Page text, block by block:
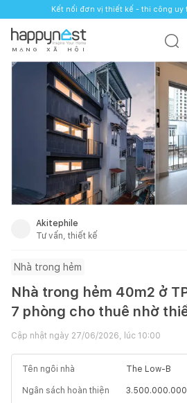
Kết nối đơn vị thiết kế - thi công uy
M Ạ N G X Ã H Ộ I
Akitephile
Tư vấn, thiết kế
Nhà trong hẻm
Nhà trong hẻm 40m2 ở
7 phòng cho thuê nhờ
Cập nhật ngày 27/06/2026, lúc 10:00
Tên ngôi nhà The Low-B
Ngân sách hoàn thiện 3.500.000.000